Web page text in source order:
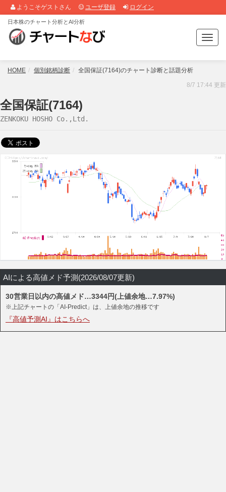
ようこそゲストさん ユーザ登録 ログイン
T
o
g
e
日本株のチャート分析とAI分析
HOME 個別銘柄診断 全国保証(7164)のチャート診断と話題分析
8/7 17:44 更新
全国保証(7164)
ZENKOKU HOSHO Co.,Ltd.
AIによる高値メド予測(2026/08/07更新)
30営業日以内の高値メド…3344円(上値余地…7.97%)
※上記チャートの「AI-Predict」は、上値余地の推移です
『高値予測AI』はこちらへ